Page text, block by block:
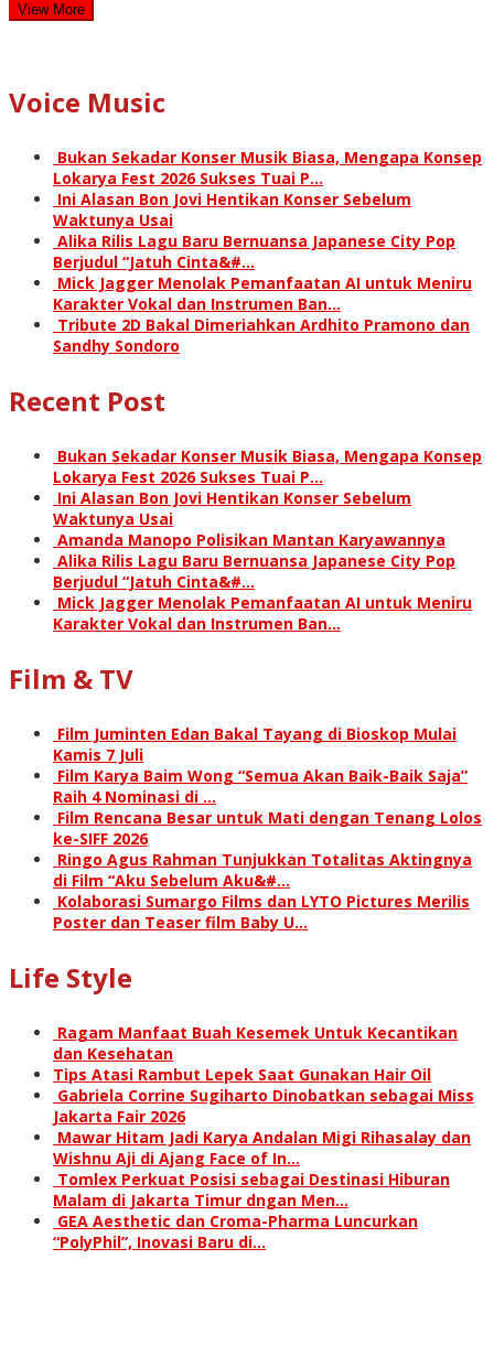
View More
Voice Music
Bukan Sekadar Konser Musik Biasa, Mengapa Konsep
Lokarya Fest 2026 Sukses Tuai P…
Ini Alasan Bon Jovi Hentikan Konser Sebelum
Waktunya Usai
Alika Rilis Lagu Baru Bernuansa Japanese City Pop
Berjudul “Jatuh Cinta&#…
Mick Jagger Menolak Pemanfaatan AI untuk Meniru
Karakter Vokal dan Instrumen Ban…
Tribute 2D Bakal Dimeriahkan Ardhito Pramono dan
Sandhy Sondoro
Recent Post
Bukan Sekadar Konser Musik Biasa, Mengapa Konsep
Lokarya Fest 2026 Sukses Tuai P…
Ini Alasan Bon Jovi Hentikan Konser Sebelum
Waktunya Usai
Amanda Manopo Polisikan Mantan Karyawannya
Alika Rilis Lagu Baru Bernuansa Japanese City Pop
Berjudul “Jatuh Cinta&#…
Mick Jagger Menolak Pemanfaatan AI untuk Meniru
Karakter Vokal dan Instrumen Ban…
Film & TV
Film Juminten Edan Bakal Tayang di Bioskop Mulai
Kamis 7 Juli
Film Karya Baim Wong “Semua Akan Baik-Baik Saja”
Raih 4 Nominasi di …
Film Rencana Besar untuk Mati dengan Tenang Lolos
ke-SIFF 2026
Ringo Agus Rahman Tunjukkan Totalitas Aktingnya
di Film “Aku Sebelum Aku&#…
Kolaborasi Sumargo Films dan LYTO Pictures Merilis
Poster dan Teaser film Baby U…
Life Style
Ragam Manfaat Buah Kesemek Untuk Kecantikan
dan Kesehatan
Tips Atasi Rambut Lepek Saat Gunakan Hair Oil
Gabriela Corrine Sugiharto Dinobatkan sebagai Miss
Jakarta Fair 2026
Mawar Hitam Jadi Karya Andalan Migi Rihasalay dan
Wishnu Aji di Ajang Face of In…
Tomlex Perkuat Posisi sebagai Destinasi Hiburan
Malam di Jakarta Timur dngan Men…
GEA Aesthetic dan Croma-Pharma Luncurkan
“PolyPhil”, Inovasi Baru di…